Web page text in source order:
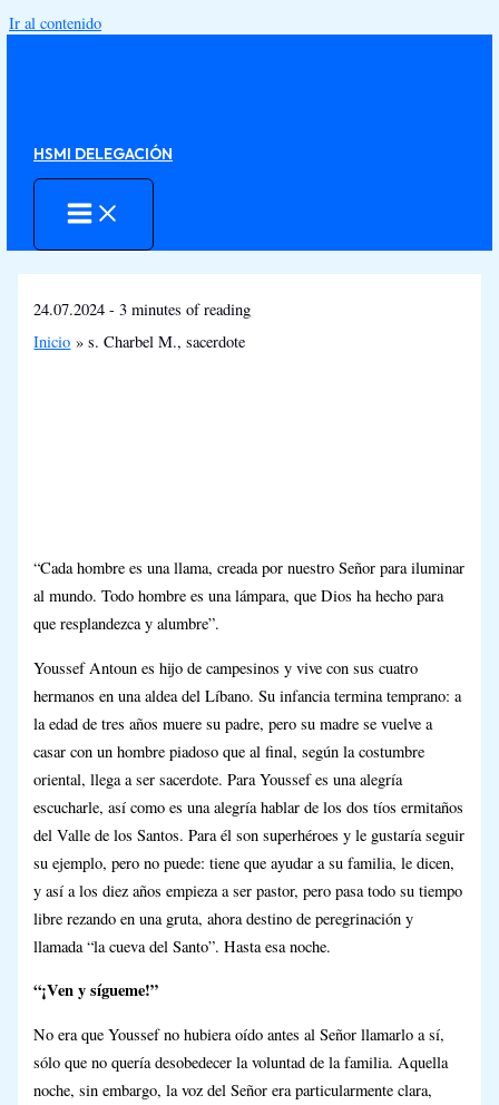
Ir al contenido
HSMI DELEGACIÓN
24.07.2024-3 minutes of reading
Inicio
s. Charbel M., sacerdote
“Cada hombre es una llama, creada por nuestro Señor para iluminar
al mundo. Todo hombre es una lámpara, que Dios ha hecho para
que resplandezca y alumbre”.
Youssef Antoun es hijo de campesinos y vive con sus cuatro
hermanos en una aldea del Líbano. Su infancia termina temprano: a
la edad de tres años muere su padre, pero su madre se vuelve a
casar con un hombre piadoso que al final, según la costumbre
oriental, llega a ser sacerdote. Para Youssef es una alegría
escucharle, así como es una alegría hablar de los dos tíos ermitaños
del Valle de los Santos. Para él son superhéroes y le gustaría seguir
su ejemplo, pero no puede: tiene que ayudar a su familia, le dicen,
y así a los diez años empieza a ser pastor, pero pasa todo su tiempo
libre rezando en una gruta, ahora destino de peregrinación y
llamada “la cueva del Santo”. Hasta esa noche.
“¡Ven y sígueme!”
No era que Youssef no hubiera oído antes al Señor llamarlo a sí,
sólo que no quería desobedecer la voluntad de la familia. Aquella
noche, sin embargo, la voz del Señor era particularmente clara,